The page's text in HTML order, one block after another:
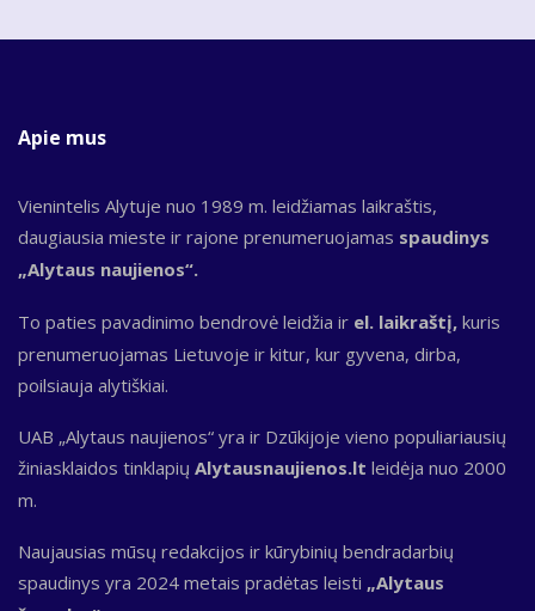
Apie mus
Vienintelis Alytuje nuo 1989 m. leidžiamas laikraštis,
daugiausia mieste ir rajone prenumeruojamas spaudinys
„Alytaus naujienos“.
To paties pavadinimo bendrovė leidžia ir el. laikraštį, kuris
prenumeruojamas Lietuvoje ir kitur, kur gyvena, dirba,
poilsiauja alytiškiai.
UAB „Alytaus naujienos“ yra ir Dzūkijoje vieno populiariausių
žiniasklaidos tinklapių Alytausnaujienos.lt leidėja nuo 2000
m.
Naujausias mūsų redakcijos ir kūrybinių bendradarbių
spaudinys yra 2024 metais pradėtas leisti „Alytaus